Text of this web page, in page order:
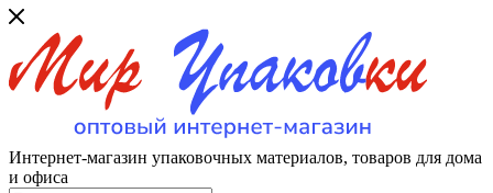
Интернет-магазин упаковочных материалов, товаров для дома
и офиса